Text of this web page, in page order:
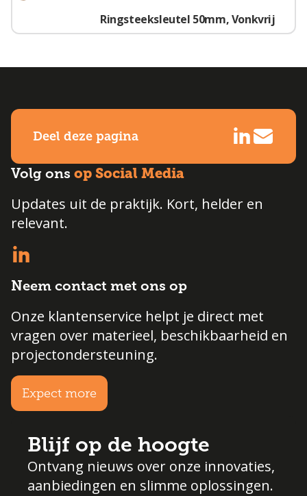
Ringsteeksleutel 50mm, Vonkvrij
Deel deze pagina
Volg ons op Social Media
Updates uit de praktijk. Kort, helder en
relevant.
Neem contact met ons op
Onze klantenservice helpt je direct met
vragen over materieel, beschikbaarheid en
projectondersteuning.
Expect more
Blijf op de hoogte
Ontvang nieuws over onze innovaties,
aanbiedingen en slimme oplossingen.